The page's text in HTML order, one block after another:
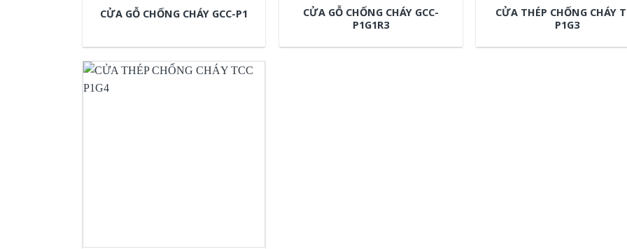
CỬA GỖ CHỐNG CHÁY GCC-P1
CỬA GỖ CHỐNG CHÁY GCC-
P1G1R3
CỬA THÉP CHỐNG CHÁY
P1G3